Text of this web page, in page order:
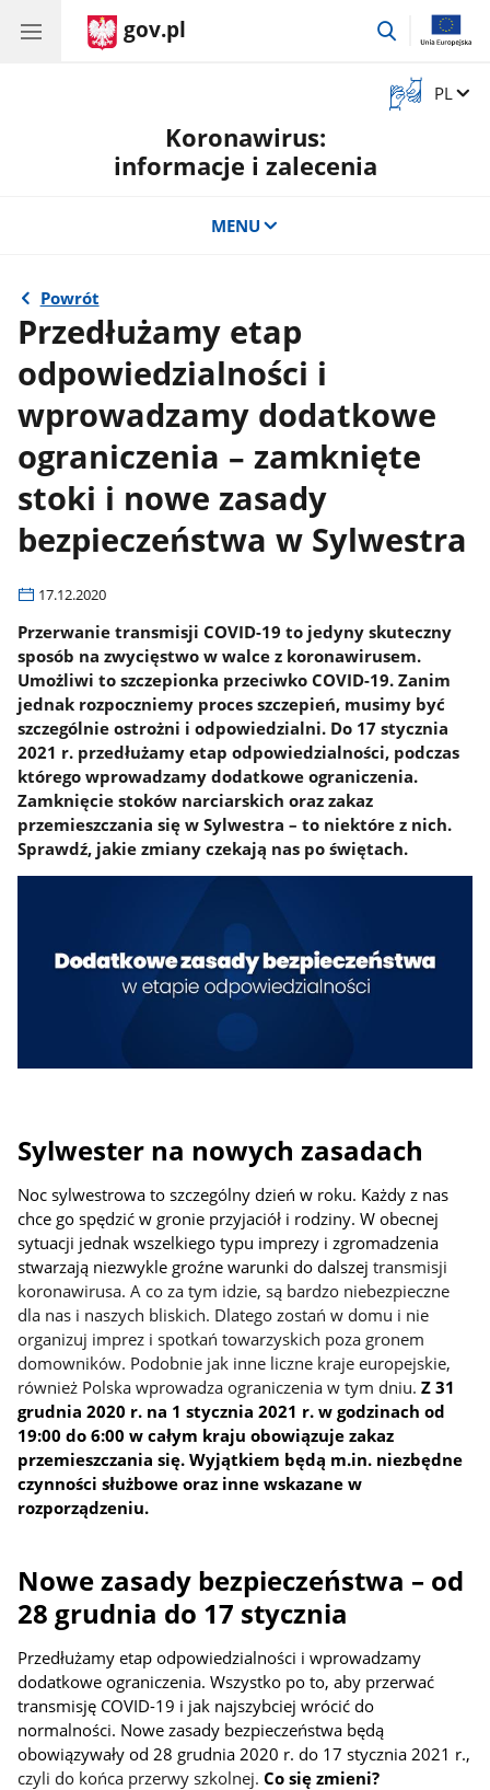
gov.pl
przejdź
Otwórz
okno
Zmień
PL
Koronawirus:
informacje i zalecenia
MENU
Powrót
Przedłużamy etap
odpowiedzialności i
wprowadzamy dodatkowe
ograniczenia – zamknięte
stoki i nowe zasady
bezpieczeństwa w Sylwestra
17.12.2020
Przerwanie transmisji COVID-19 to jedyny skuteczny
sposób na zwycięstwo w walce z koronawirusem.
Umożliwi to szczepionka przeciwko COVID-19. Zanim
jednak rozpoczniemy proces szczepień, musimy być
szczególnie ostrożni i odpowiedzialni. Do 17 stycznia
2021 r. przedłużamy etap odpowiedzialności, podczas
którego wprowadzamy dodatkowe ograniczenia.
Zamknięcie stoków narciarskich oraz zakaz
przemieszczania się w Sylwestra – to niektóre z nich.
Sprawdź, jakie zmiany czekają nas po świętach.
Sylwester na nowych zasadach
Noc sylwestrowa to szczególny dzień w roku. Każdy z nas
chce go spędzić w gronie przyjaciół i rodziny. W obecnej
sytuacji jednak wszelkiego typu imprezy i zgromadzenia
stwarzają niezwykle groźne warunki do dalszejtransmisji
koronawirusa. A co za tym idzie, są bardzo niebezpieczne
dla nas i naszych bliskich. Dlatego zostań w domu i nie
organizuj imprez i spotkań towarzyskich poza gronem
domowników. Podobnie jak inne liczne kraje europejskie,
również Polska wprowadza ograniczenia w tym dniu.Z 31
grudnia 2020 r. na 1 stycznia 2021 r. w godzinach od
19:00 do 6:00 w całym kraju obowiązuje zakaz
przemieszczania się. Wyjątkiem będą m.in. niezbędne
czynności służbowe oraz inne wskazane w
rozporządzeniu.
Nowe zasady bezpieczeństwa – od
28 grudnia do 17 stycznia
Przedłużamy etap odpowiedzialności i wprowadzamy
dodatkowe ograniczenia. Wszystko po to, aby przerwać
transmisję COVID-19 i jak najszybciej wrócić do
normalności. Nowe zasady bezpieczeństwa będą
obowiązywały od 28 grudnia 2020 r. do 17 stycznia 2021 r.,
czyli do końca przerwy szkolnej.Co się zmieni?